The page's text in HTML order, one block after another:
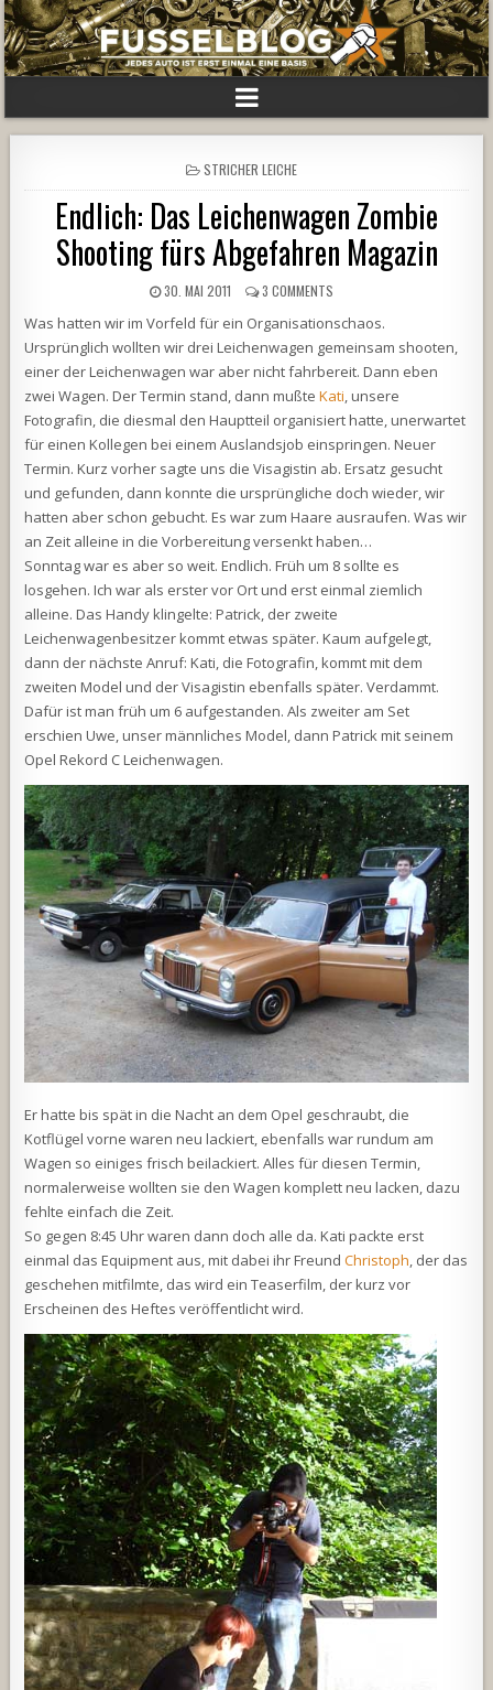
POSTED
IN
STRICHER LEICHE
Endlich: Das Leichenwagen Zombie
Shooting fürs Abgefahren Magazin
30. MAI 2011 3 COMMENTS
Was hatten wir im Vorfeld für ein Organisationschaos.
Ursprünglich wollten wir drei Leichenwagen gemeinsam shooten,
einer der Leichenwagen war aber nicht fahrbereit. Dann eben
zwei Wagen. Der Termin stand, dann mußteKati, unsere
Fotografin, die diesmal den Hauptteil organisiert hatte, unerwartet
für einen Kollegen bei einem Auslandsjob einspringen. Neuer
Termin. Kurz vorher sagte uns die Visagistin ab. Ersatz gesucht
und gefunden, dann konnte die ursprüngliche doch wieder, wir
hatten aber schon gebucht. Es war zum Haare ausraufen. Was wir
an Zeit alleine in die Vorbereitung versenkt haben…
Sonntag war es aber so weit. Endlich. Früh um 8 sollte es
losgehen. Ich war als erster vor Ort und erst einmal ziemlich
alleine. Das Handy klingelte: Patrick, der zweite
Leichenwagenbesitzer kommt etwas später. Kaum aufgelegt,
dann der nächste Anruf: Kati, die Fotografin, kommt mit dem
zweiten Model und der Visagistin ebenfalls später. Verdammt.
Dafür ist man früh um 6 aufgestanden. Als zweiter am Set
erschien Uwe, unser männliches Model, dann Patrick mit seinem
Opel Rekord C Leichenwagen.
Er hatte bis spät in die Nacht an dem Opel geschraubt, die
Kotflügel vorne waren neu lackiert, ebenfalls war rundum am
Wagen so einiges frisch beilackiert. Alles für diesen Termin,
normalerweise wollten sie den Wagen komplett neu lacken, dazu
fehlte einfach die Zeit.
So gegen 8:45 Uhr waren dann doch alle da. Kati packte erst
einmal das Equipment aus, mit dabei ihr FreundChristoph, der das
geschehen mitfilmte, das wird ein Teaserfilm, der kurz vor
Erscheinen des Heftes veröffentlicht wird.